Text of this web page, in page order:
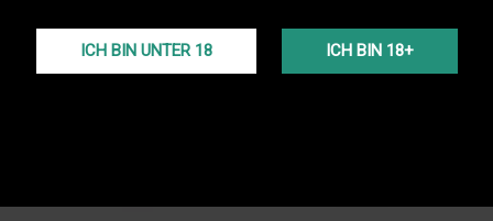
ICH BIN UNTER 18 ICH BIN 18+